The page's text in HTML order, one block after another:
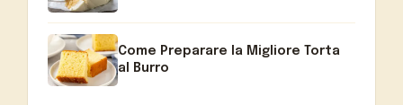
Come Preparare la Migliore Torta
al Burro